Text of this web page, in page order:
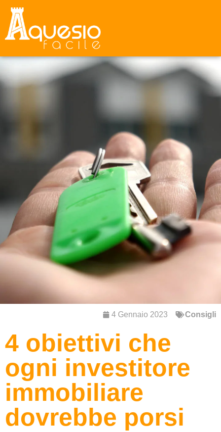
4 Gennaio 2023 Consigli
4 obiettivi che
ogni investitore
immobiliare
dovrebbe porsi